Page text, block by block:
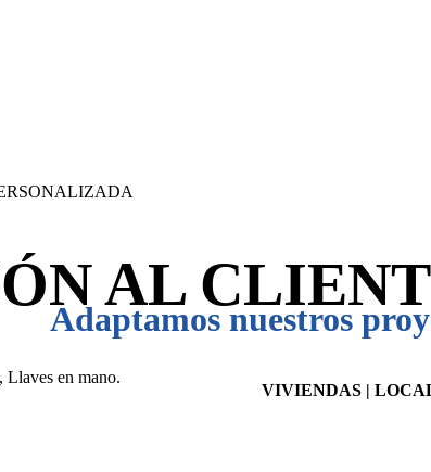
AL
Llaves en mano.
Adaptamos nuestros
VIVIENDAS |